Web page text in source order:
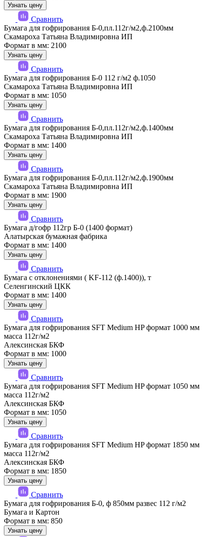
Узнать цену
Сравнить
Бумага для гофрирования Б-0,пл.112г/м2,ф.2100мм
Скамароха Татьяна Владимировна ИП
Формат в мм: 2100
Узнать цену
Сравнить
Бумага для гофрирования Б-0 112 г/м2 ф.1050
Скамароха Татьяна Владимировна ИП
Формат в мм: 1050
Узнать цену
Сравнить
Бумага для гофрирования Б-0,пл.112г/м2,ф.1400мм
Скамароха Татьяна Владимировна ИП
Формат в мм: 1400
Узнать цену
Сравнить
Бумага для гофрирования Б-0,пл.112г/м2,ф.1900мм
Скамароха Татьяна Владимировна ИП
Формат в мм: 1900
Узнать цену
Сравнить
Бумага д/гофр 112гр Б-0 (1400 формат)
Алатырская бумажная фабрика
Формат в мм: 1400
Узнать цену
Сравнить
Бумага с отклонениями ( KF-112 (ф.1400)), т
Селенгинский ЦКК
Формат в мм: 1400
Узнать цену
Сравнить
Бумага для гофрирования SFT Medium HP формат 1000 мм
масса 112г/м2
Алексинская БКФ
Формат в мм: 1000
Узнать цену
Сравнить
Бумага для гофрирования SFT Medium HP формат 1050 мм
масса 112г/м2
Алексинская БКФ
Формат в мм: 1050
Узнать цену
Сравнить
Бумага для гофрирования SFT Medium HP формат 1850 мм
масса 112г/м2
Алексинская БКФ
Формат в мм: 1850
Узнать цену
Сравнить
Бумага для гофрирования Б-0, ф 850мм развес 112 г/м2
Бумага и Картон
Формат в мм: 850
Узнать цену